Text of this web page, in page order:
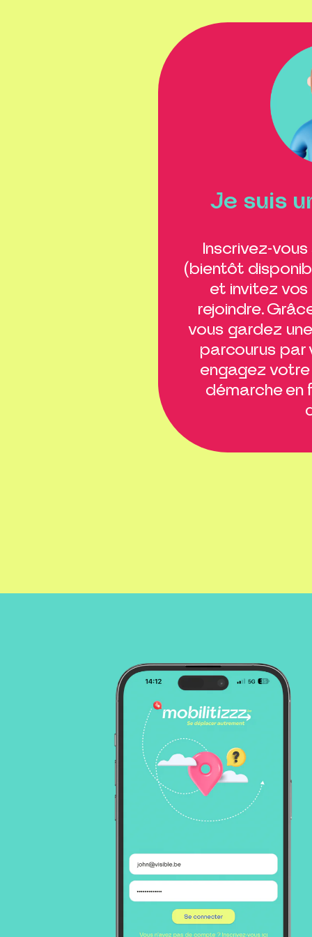
Je suis
Inscrivez-
(bientôt
et invitez
rejoindre.
vous gardez
parcourus par
engagez
démarche en